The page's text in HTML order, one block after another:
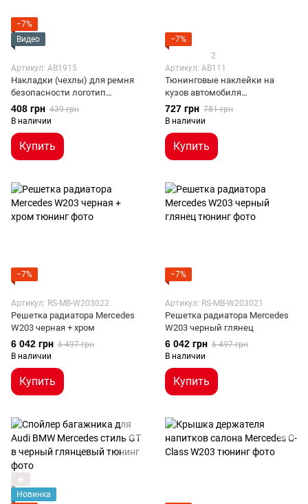
−7%
Видео
Артикул: AB1915
Накладки (чехлы) для ремня
безопасности логотип
Mercedes
408 грн 439 грн
В наличии
Купить
−7%
2
Артикул: AB111
Тюнинговые наклейки на
кузов автомобиля
универсальные
727 грн 781 грн
В наличии
Купить
−7%
Артикул: RS-MB-W203022
Решетка радиатора Mercedes
W203 черная + хром
6 042 грн 6 497 грн
В наличии
Купить
−7%
Артикул: RS-MB-W203021
Решетка радиатора Mercedes
W203 черный глянец
6 042 грн 6 497 грн
В наличии
Купить
🔥
Новинка